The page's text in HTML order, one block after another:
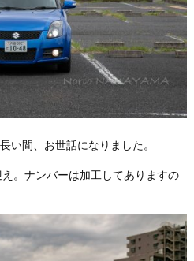
間、お世話になりました。
。ナンバーは加工してありますの